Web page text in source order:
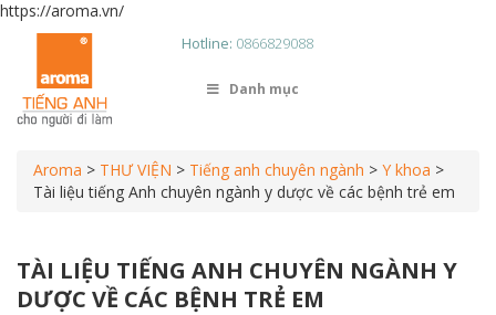
https://aroma.vn/
Hotline: 0866829088
Danh mục
Aroma > THƯ VIỆN > Tiếng anh chuyên ngành > Y khoa >
Tài liệu tiếng Anh chuyên ngành y dược về các bệnh trẻ em
TÀI LIỆU TIẾNG ANH CHUYÊN NGÀNH Y
DƯỢC VỀ CÁC BỆNH TRẺ EM